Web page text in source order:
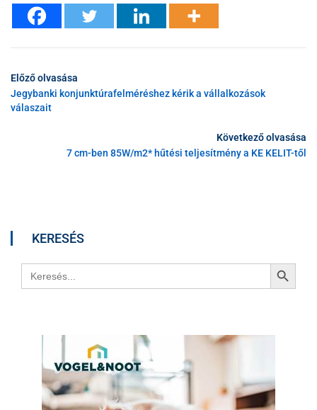
Előző olvasása
Jegybanki konjunktúrafelméréshez kérik a vállalkozások
válaszait
Következő olvasása
7 cm-ben 85W/m2* hűtési teljesítmény a KE KELIT-től
KERESÉS
Search
for:
Search Button